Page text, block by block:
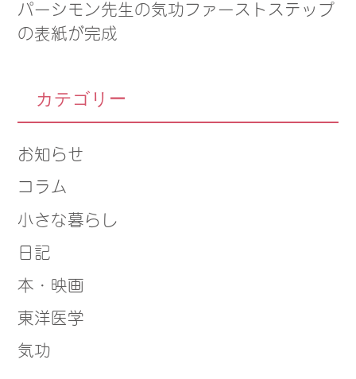
パーシモン先生の気功ファーストステップ
の表紙が完成
カテゴリー
お知らせ
コラム
小さな暮らし
日記
本・映画
東洋医学
気功